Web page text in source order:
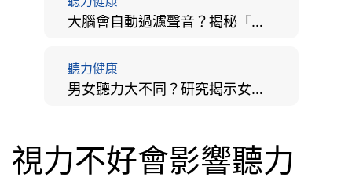
大腦會自動過濾聲音？揭秘「聽覺注意」機制與聽力健康的深層關係
聽力健康
男女聽力大不同？研究揭示女性聽覺更靈敏！為何男性更易聽力損失？
視力不好會影響聽力